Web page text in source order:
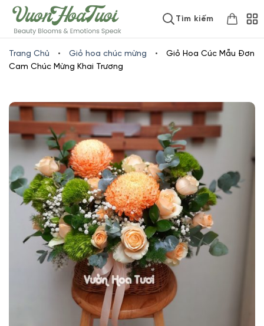
www.vuonhoatuoi.vnSkip
to
content
Tìm kiếm
Trang Chủ • Giỏ hoa chúc mừng •
Giỏ Hoa Cúc Mẫu Đơn
Cam Chúc Mừng Khai Trương